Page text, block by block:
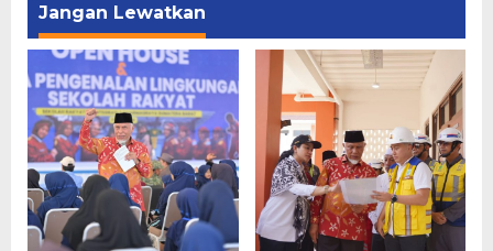
Jangan Lewatkan